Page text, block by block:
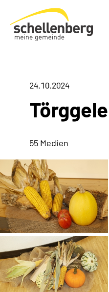
Gemeinde Schellenberg Startseite
24.10.2024
55 Medien